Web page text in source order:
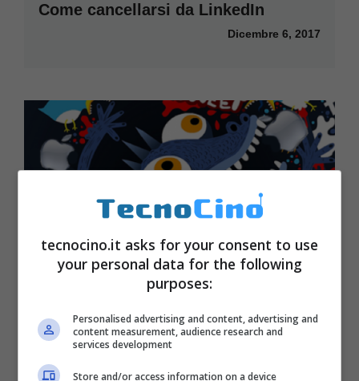
Come cancellarsi da LinkedIn
Dicembre 6, 2017
Apple, Facebook e Twitter
denunciate per violazione della
tecnocino.it asks for your consent to use
your personal data for the following
purposes:
Personalised advertising and content, advertising and
content measurement, audience research and
services development
Store and/or access information on a device